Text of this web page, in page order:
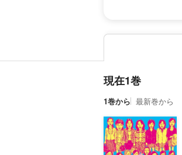
現在1巻
1巻から 最新巻から